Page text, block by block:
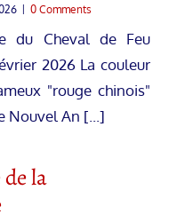
0 Comments
du Cheval de Feu
2026 La couleur
"rouge chinois"
Nouvel An [...]
la